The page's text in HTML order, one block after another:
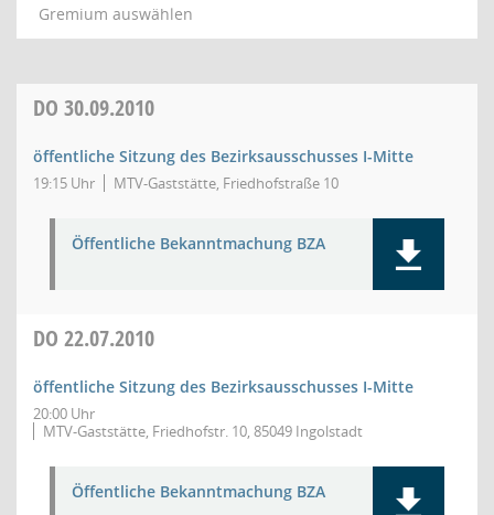
Gremium auswählen
DO 30.09.2010
öffentliche Sitzung des Bezirksausschusses I-Mitte
19:15 Uhr MTV-Gaststätte, Friedhofstraße 10
Öffentliche Bekanntmachung BZA
DO 22.07.2010
öffentliche Sitzung des Bezirksausschusses I-Mitte
20:00 Uhr
MTV-Gaststätte, Friedhofstr. 10, 85049 Ingolstadt
Öffentliche Bekanntmachung BZA